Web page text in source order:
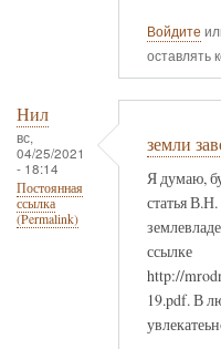
Войдите
оставлять
Нил
вс,
04/25/2021
- 18:14
Постоянная
ссылка
(Permalink)
земли
Я думаю,
статья
ссылке
http://
19.pdf. В